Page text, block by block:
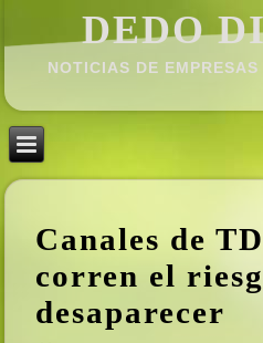
DEDO
NOTICIAS DE EMPRESAS
Canales de
corren el
desaparecer